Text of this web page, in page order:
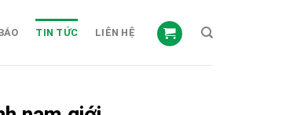
TIN TỨC LIÊN HỆ